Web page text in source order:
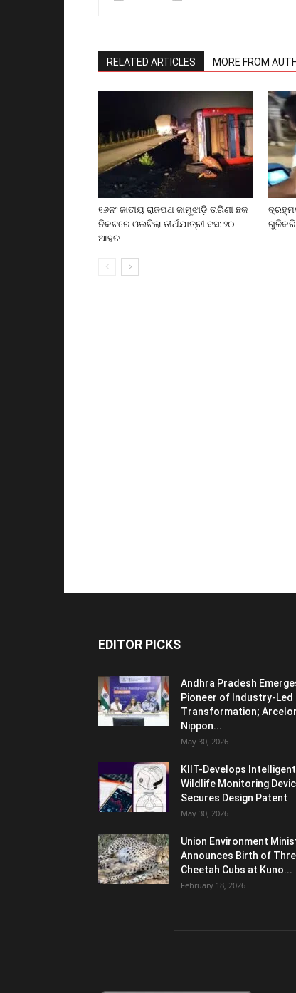
RELATED ARTICLES MORE FROM
୧୬ନଂ ଜାତୀୟ ରାଜପଥ ଜାମୁଝାଡ଼ି ତାରିଣୀ ଛକ
ନିକଟରେ ଓଲଟିଲା ତୀର୍ଥଯାତ୍ରୀ ବସ: ୨୦
ଆହତ
ଗୁଳିକରି
EDITOR PICKS
Andhra Pradesh
Pioneer of Industry-Led
Transformation;
Nippon...
May 30, 2026
KIIT-Develops Intelligent
Wildlife Monitoring
Secures Design Patent
May 30, 2026
Union Environment
Announces Birth of
Cheetah Cubs at Kuno...
February 18, 2026